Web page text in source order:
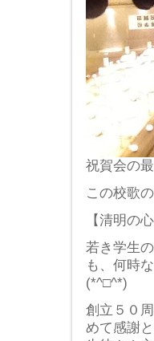
祝賀会の
この校歌
【清明の
若き学生
も、何時
(*^□^*)
創立５０
めて感謝